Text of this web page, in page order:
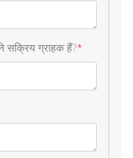
सक्रिय ग्राहक हैं?*